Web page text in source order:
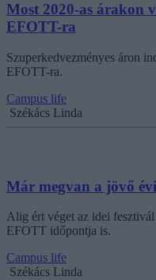
Most 2020-as árakon
EFOTT-ra
Szuperkedvezményes áron
EFOTT-ra.
Campus life
Székács Linda
Már megvan a jövő
Alig ért véget az idei
EFOTT időpontja is.
Campus life
Székács Linda